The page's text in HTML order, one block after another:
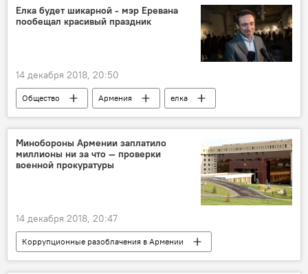
Нагорный Карабах
Баку
Лукашенко Александр
Ильхам Алиев
Елка будет шикарной - мэр Еревана
пообещал красивый праздник
14 декабря 2018, 20:50
Общество Армения
елка
Новый год
Минобороны Армении заплатило
миллионы ни за что — проверки
военной прокуратуры
14 декабря 2018, 20:47
Коррупционные разоблачения в Армении
Общество
Армения